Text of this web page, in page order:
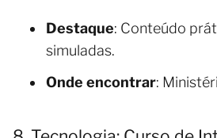
Destaque: Conteúdo
simuladas.
Onde encontrar: